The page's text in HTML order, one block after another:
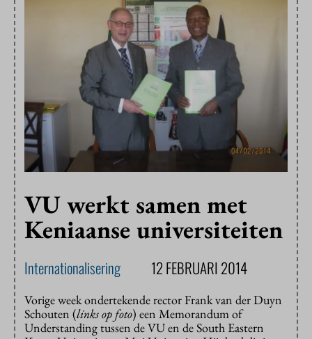
VU werkt samen met
Keniaanse universiteiten
Internationalisering 12 FEBRUARI 2014
Vorige week ondertekende rector Frank van der Duyn
Schouten (links op foto) een Memorandum of
Understanding tussen de VU en de South Eastern